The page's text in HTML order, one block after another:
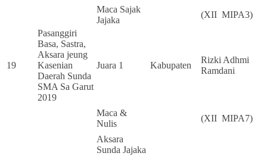
Maca Sajak
Jajaka
(XII MIPA3)
19
Pasanggiri
Basa, Sastra,
Aksara jeung
Kasenian
Daerah Sunda
SMA Sa Garut
2019
Juara 1 Kabupaten
Rizki Adhmi
Ramdani
Maca &
Nulis
(XII MIPA7)
Aksara
Sunda Jajaka